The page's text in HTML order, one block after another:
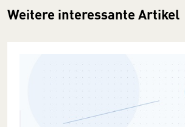
Weitere interessante Artikel